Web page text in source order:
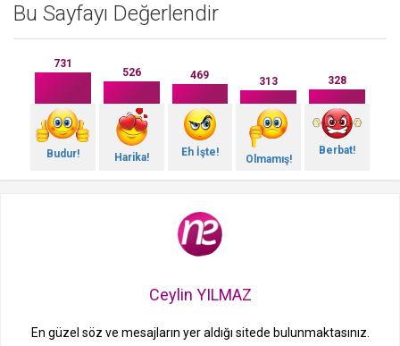
Bu Sayfayı Değerlendir
731
Budur!
526
Harika!
469
Eh İşte!
313
Olmamış!
328
Berbat!
Ceylin YILMAZ
En güzel söz ve mesajların yer aldığı sitede bulunmaktasınız.